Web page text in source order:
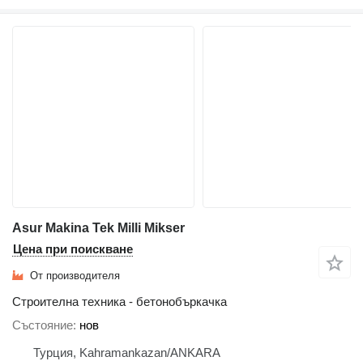
Asur Makina Tek Milli Mikser
Цена при поискване
От производителя
Строителна техника - бетонобъркачка
Състояние нов
Турция, Kahramankazan/ANKARA